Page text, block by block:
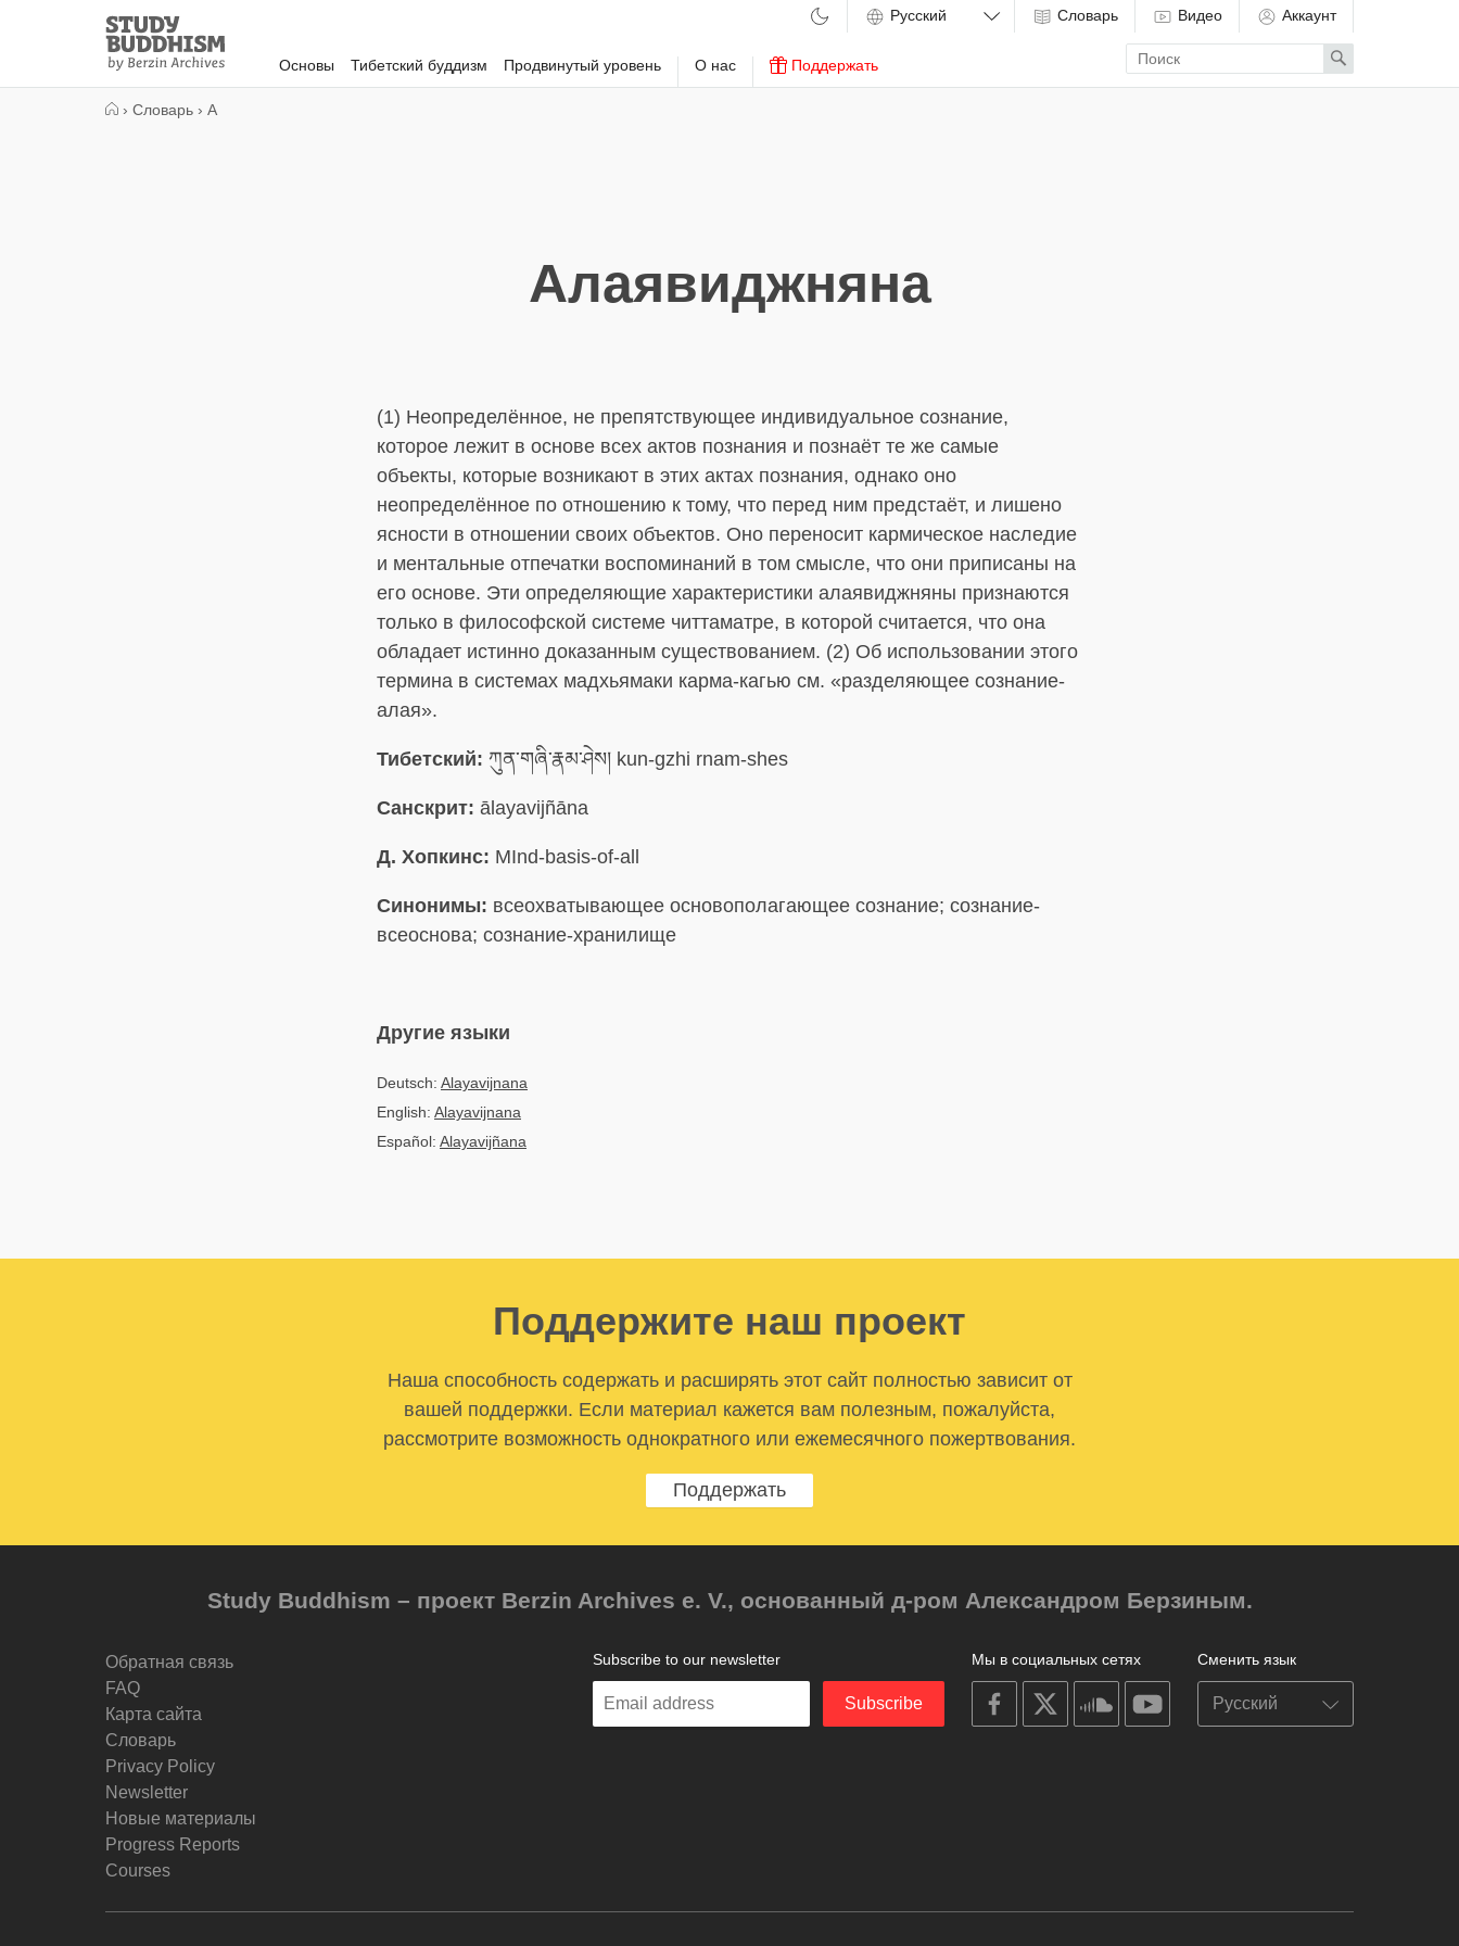
Study
Buddhism
Home
Основы Тибетский буддизм Продвинутый уровень О нас Поддержать
Словарь Видео Аккаунт
Enter
search
term
Search
› Словарь › А
Алаявиджняна
(1) Неопределённое, не препятствующее индивидуальное сознание,
которое лежит в основе всех актов познания и познаёт те же самые
объекты, которые возникают в этих актах познания, однако оно
неопределённое по отношению к тому, что перед ним предстаёт, и лишено
ясности в отношении своих объектов. Оно переносит кармическое наследие
и ментальные отпечатки воспоминаний в том смысле, что они приписаны на
его основе. Эти определяющие характеристики алаявиджняны признаются
только в философской системе читтаматре, в которой считается, что она
обладает истинно доказанным существованием. (2) Об использовании этого
термина в системах мадхьямаки карма-кагью см. «разделяющее сознание-
алая».
Тибетский: ཀུན་གཞི་རྣམ་ཤེས། kun-gzhi rnam-shes
Санскрит: ālayavijñāna
Д. Хопкинс: MInd-basis-of-all
Синонимы: всеохватывающее основополагающее сознание; сознание-
всеоснова; сознание-хранилище
Другие языки
Deutsch: Alayavijnana
English: Alayavijnana
Español: Alayavijñana
Поддержите наш проект
Наша способность содержать и расширять этот сайт полностью зависит от
вашей поддержки. Если материал кажется вам полезным, пожалуйста,
рассмотрите возможность однократного или ежемесячного пожертвования.
Поддержать
Study Buddhism – проект Berzin Archives e. V., основанный д-ром Александром Берзиным.
Обратная связь
FAQ
Карта сайта
Словарь
Privacy Policy
Newsletter
Новые материалы
Progress Reports
Courses
Сменить язык
Мы в социальных сетях
on
facebook
on
on
soundcloudyoutube
Subscribe to our newsletter
Enter
Subscribe